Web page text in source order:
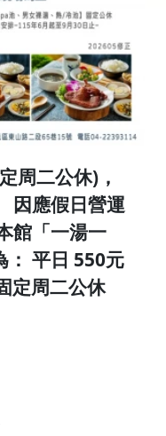
周二公休)，
因應假日營運
館「一湯一
： 平日 550元
定周二公休